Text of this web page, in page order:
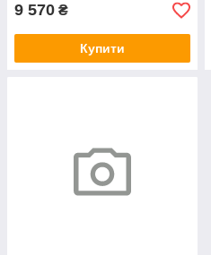
9 570 ₴
Купити